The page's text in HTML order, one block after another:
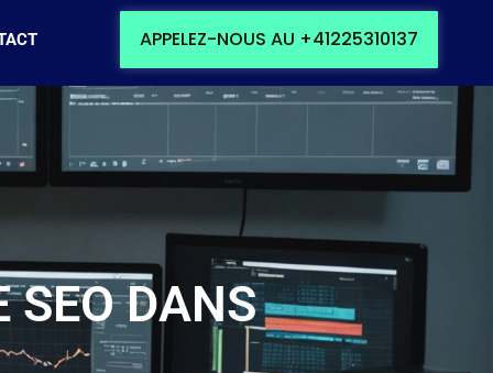
APPELEZ-NOUS AU +41225310137
SEO DANS